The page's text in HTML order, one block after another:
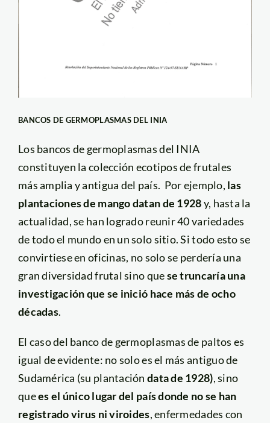
BANCOS DE GERMOPLASMAS DEL INIA
Los bancos de germoplasmas del INIA
constituyen la colección ecotipos de frutales
más amplia y antigua del país. Por ejemplo, las
plantaciones de mango datan de 1928y, hasta la
actualidad, se han logrado reunir 40 variedades
de todo el mundo en un solo sitio. Si todo esto se
convirtiese en oficinas, no solo se perdería una
gran diversidad frutal sino quese truncaría una
investigación que se inició hace más de ocho
décadas.
El caso del banco de germoplasmas de paltos es
igual de evidente: no solo es el más antiguo de
Sudamérica (su plantación data de 1928), sino
quees el único lugar del país donde no se han
registrado virus ni viroides, enfermedades con